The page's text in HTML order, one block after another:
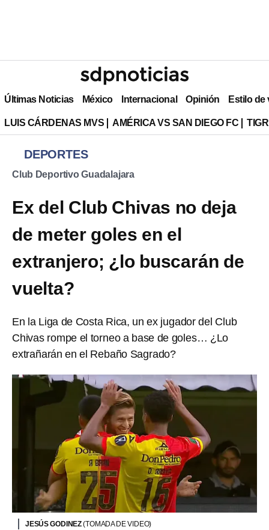
Últimas Noticias México Internacional Opinión Estilo de
LUIS CÁRDENAS MVS AMÉRICA VS SAN DIEGO FC
DEPORTES
Club Deportivo Guadalajara
Ex del Club Chivas no deja
de meter goles en el
extranjero; ¿lo buscarán de
vuelta?
En la Liga de Costa Rica, un ex jugador del Club
Chivas rompe el torneo a base de goles… ¿Lo
extrañarán en el Rebaño Sagrado?
JESÚS GODINEZ(TOMADA DE VIDEO)